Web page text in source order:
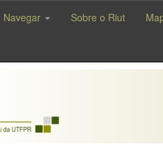
Navegar Sobre o Riut